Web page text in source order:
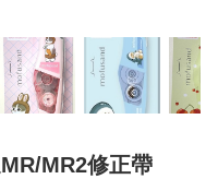
MR2修正帶